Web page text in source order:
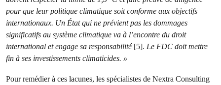
pour que leur politique climatique soit conforme aux objectifs
internationaux. Un État qui ne prévient pas les dommages
significatifs au système climatique va à l’encontre du droit
international et engage sa responsabilité[5]. Le FDC doit mettre
fin à ses investissements climaticides. »
Pour remédier à ces lacunes, les spécialistes de Nextra Consulting